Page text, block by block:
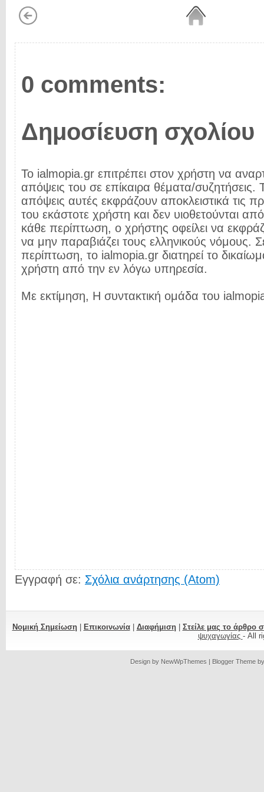
0 comments:
Δημοσίευση σχολίου
Το ialmopia.gr επιτρέπει στον χρήστη να
απόψεις του σε επίκαιρα θέματα/συζητήσεις.
απόψεις αυτές εκφράζουν αποκλειστικά τις
του εκάστοτε χρήστη και δεν υιοθετούνται
κάθε περίπτωση, ο χρήστης οφείλει να
να μην παραβιάζει τους ελληνικούς νόμους.
περίπτωση, το ialmopia.gr διατηρεί το
χρήστη από την εν λόγω υπηρεσία.
Με εκτίμηση, Η συντακτική ομάδα του
Εγγραφή σε: Σχόλια ανάρτησης (Atom)
Νομική Σημείωση| Επικοινωνία| Διαφήμιση| Στείλε μας το άρθρο
ψυχαγωγίας - All
Design by NewWpThemes | Blogger Theme